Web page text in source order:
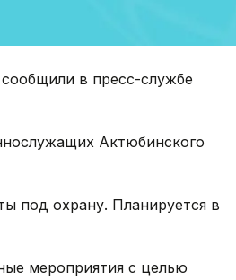
в пресс-службе
Актюбинского
под охрану. Планируется в
мероприятия с целью